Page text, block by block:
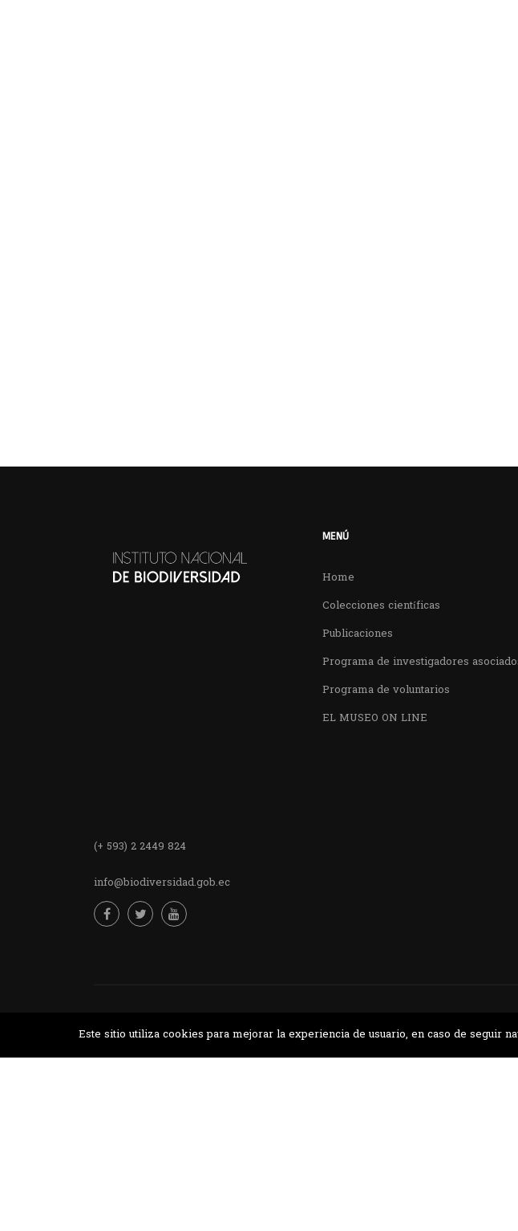
(+ 593) 2 2449 824
info@biodiversidad.gob.ec
MENÚ
Home
Colecciones científicas
Publicaciones
Programa de investigadores
Programa de voluntarios
EL MUSEO ON LINE
Este sitio utiliza cookies para mejorar la experiencia de usuario, en caso de seguir